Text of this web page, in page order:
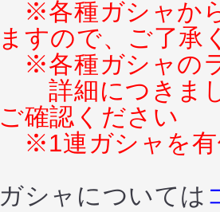
※各種ガシャか
ますので、ご了承
※各種ガシャの
詳細につきま
ご確認ください
※1連ガシャを
ガシャについては